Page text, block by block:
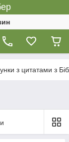
з цитатами з